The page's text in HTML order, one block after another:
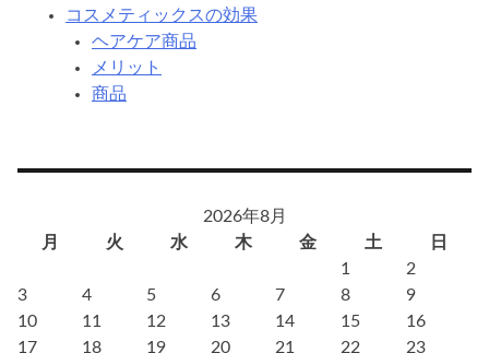
コスメティックスの効果
ヘアケア商品
メリット
商品
2026年8月
月
火 水 木 金 土
日
1
2
3
4 5 6 7 8
9
10
11 12 13 14 15
16
17
18 19 20 21 22 23